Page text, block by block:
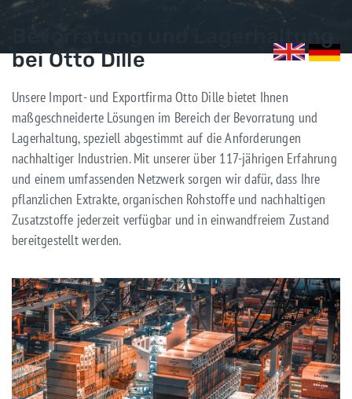
bei Otto Dille
Unsere Import- und Exportfirma Otto Dille bietet Ihnen
maßgeschneiderte Lösungen im Bereich der Bevorratung und
Lagerhaltung, speziell abgestimmt auf die Anforderungen
nachhaltiger Industrien. Mit unserer über 117-jährigen Erfahrung
und einem umfassenden Netzwerk sorgen wir dafür, dass Ihre
pflanzlichen Extrakte, organischen Rohstoffe und nachhaltigen
Zusatzstoffe jederzeit verfügbar und in einwandfreiem Zustand
bereitgestellt werden.